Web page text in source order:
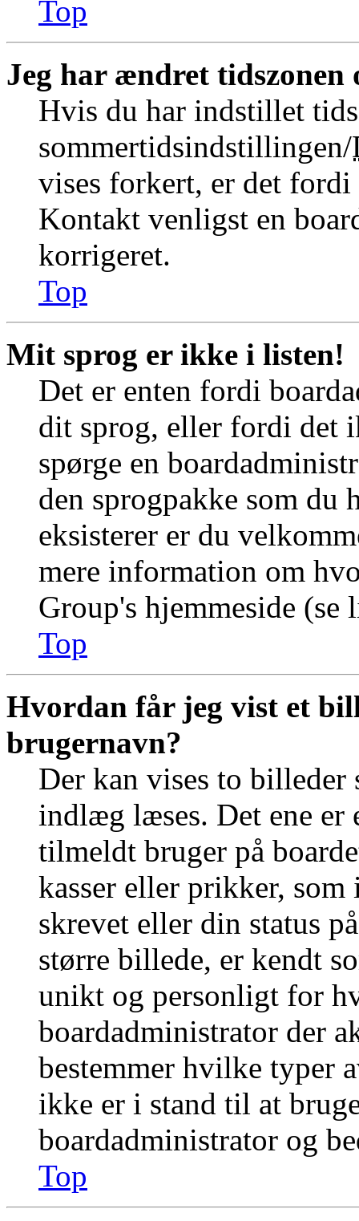
Top
Jeg har ændret
Hvis du har indstillet
sommertidsindstillingen/
vises forkert, er det
Kontakt venligst en
korrigeret.
Top
Mit sprog er ikke i listen!
Det er enten fordi
dit sprog, eller fordi det
spørge en
den sprogpakke som du
eksisterer er du
mere information om
Group's hjemmeside (se
Top
Hvordan får jeg vist et
brugernavn?
Der kan vises to billeder
indlæg læses. Det ene
tilmeldt bruger på
kasser eller prikker,
skrevet eller din status
større billede, er kendt
unikt og personligt for
boardadministrator der
bestemmer hvilke typer
ikke er i stand til at
boardadministrator og
Top